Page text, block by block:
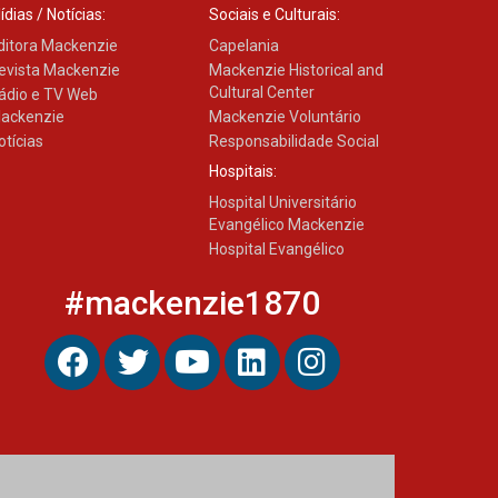
/ Notícias:
Mackenzie
Mackenzie
e TV Web
Sociais e Culturais:
Capelania
Mackenzie Historical and
Cultural Center
Mackenzie Voluntário
Responsabilidade Social
Hospitais:
Hospital Universitário
Evangélico Mackenzie
Hospital Evangélico
#mackenzie1870